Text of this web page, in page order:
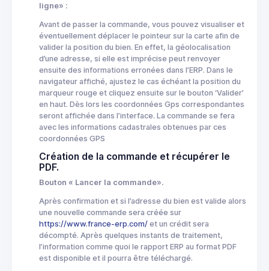
ligne» :
Avant de passer la commande, vous pouvez visualiser et
éventuellement déplacer le pointeur sur la carte afin de
valider la position du bien. En effet, la géolocalisation
d’une adresse, si elle est imprécise peut renvoyer
ensuite des informations erronées dans l’ERP. Dans le
navigateur affiché, ajustez le cas échéant la position du
marqueur rouge et cliquez ensuite sur le bouton ‘Valider’
en haut. Dès lors les coordonnées Gps correspondantes
seront affichée dans l’interface. La commande se fera
avec les informations cadastrales obtenues par ces
coordonnées GPS
Création de la commande et récupérer le
PDF.
Bouton « Lancer la commande».
Après confirmation et si l’adresse du bien est valide alors
une nouvelle commande sera créée sur
https://www.france-erp.com/ et un crédit sera
décompté. Après quelques instants de traitement,
l’information comme quoi le rapport ERP au format PDF
est disponible et il pourra être téléchargé.